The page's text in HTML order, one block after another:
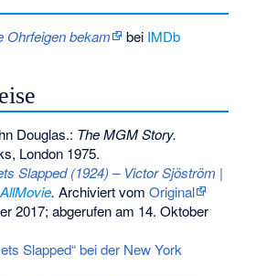
Ohrfeigen bekam bei IMDb
Douglas.: The MGM Story.
London 1975.
Slapped (1924) – Victor Sjöström |
AllMovie. Archiviert vomOriginal
2017; abgerufen am 14. Oktober
Slapped“ bei der New York